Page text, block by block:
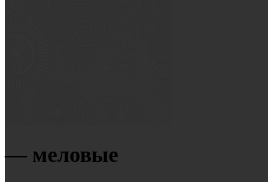
— меловые